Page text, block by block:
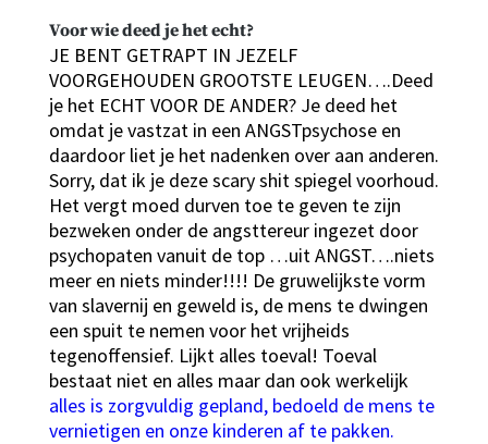
Voor wie deed je het echt?
JE BENT GETRAPT IN JEZELF
VOORGEHOUDEN GROOTSTE LEUGEN….Deed
je het ECHT VOOR DE ANDER? Je deed het
omdat je vastzat in een ANGSTpsychose en
daardoor liet je het nadenken over aan anderen.
Sorry, dat ik je deze scary shit spiegel voorhoud.
Het vergt moed durven toe te geven te zijn
bezweken onder de angsttereur ingezet door
psychopaten vanuit de top …uit ANGST….niets
meer en niets minder!!!! De gruwelijkste vorm
van slavernij en geweld is, de mens te dwingen
een spuit te nemen voor het vrijheids
tegenoffensief. Lijkt alles toeval! Toeval
bestaat niet en alles maar dan ook werkelijk
alles is zorgvuldig gepland, bedoeld de mens te
vernietigen en onze kinderen af te pakken.